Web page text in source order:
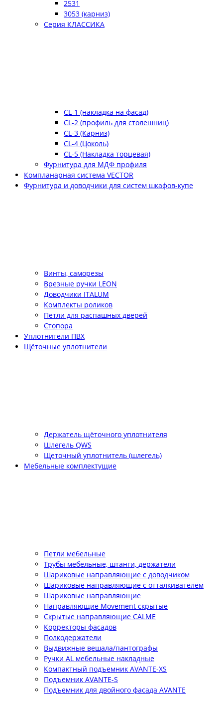
2531
3053 (карниз)
Серия КЛАССИКА
CL-1 (накладка на фасад)
CL-2 (профиль для столешниц)
CL-3 (Карниз)
CL-4 (Цоколь)
CL-5 (Накладка торцевая)
Фурнитура для МДФ профиля
Компланарная система VECTOR
Фурнитура и доводчики для систем шкафов-купе
Винты, саморезы
Врезные ручки LEON
Доводчики ITALUM
Комплекты роликов
Петли для распашных дверей
Стопора
Уплотнители ПВХ
Щёточные уплотнители
Держатель щёточного уплотнителя
Шлегель QWS
Щеточный уплотнитель (шлегель)
Мебельные комплектущие
Петли мебельные
Трубы мебельные, штанги, держатели
Шариковые направляющие с доводчиком
Шариковые направляющие с отталкивателем
Шариковые направляющие
Направляющие Movement скрытые
Скрытые направляющие CALME
Корректоры фасадов
Полкодержатели
Выдвижные вешала/пантографы
Ручки AL мебельные накладные
Компактный подъемник АVANTE-XS
Подъемник АVANTE-S
Подъемник для двойного фасада АVANTE